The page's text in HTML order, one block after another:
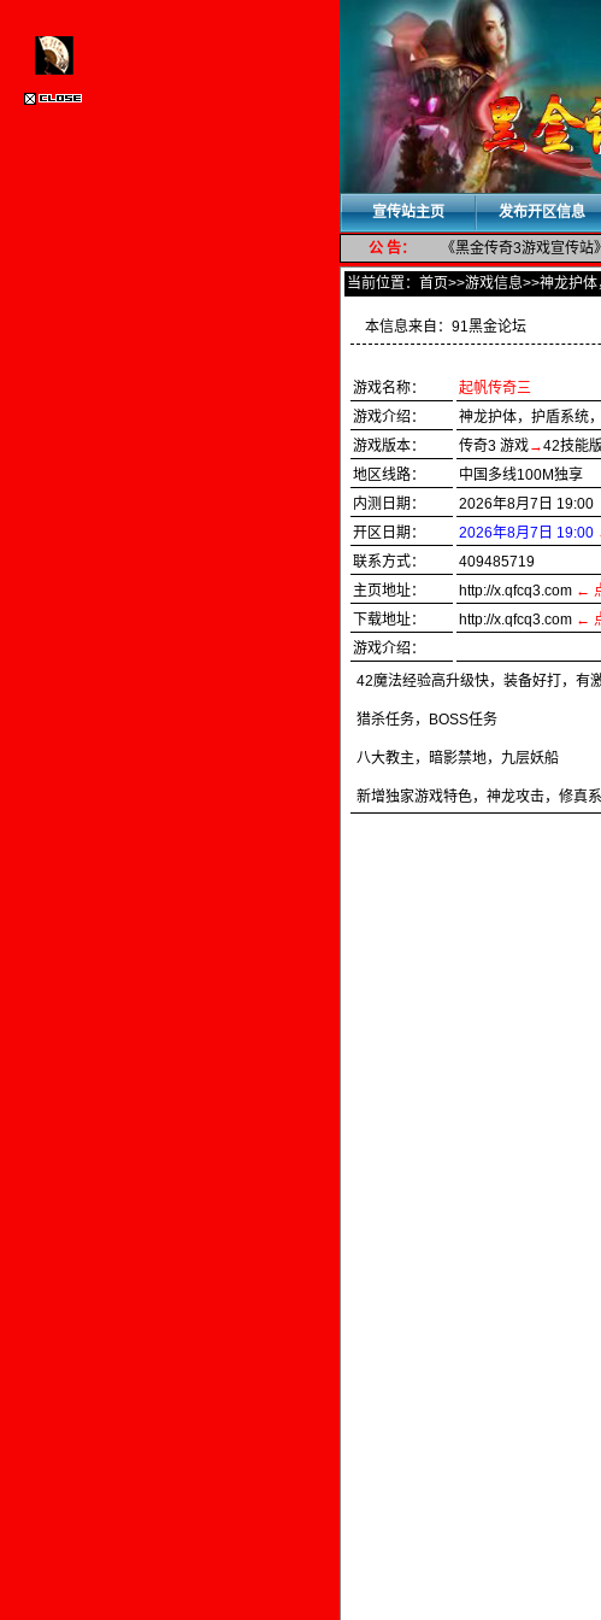
宣传站主页 发布开区信息
公 告： 《黑金传奇3游戏宣传
当前位置： 首页>>游戏信息>>神龙护
本信息来自： 91黑金论坛
游戏名称：
起帆传奇三
游戏介绍：
神龙护体，护盾系统
游戏版本：
传奇3 游戏→42技能
地区线路：
中国多线100M独享
内测日期：
2026年8月7日 19:00
开区日期：
2026年8月7日 19:00
联系方式：
409485719
主页地址：
http://x.qfcq3.com ←
下载地址：
http://x.qfcq3.com ←
游戏介绍：
42魔法经验高升级快，装备好打，有
猎杀任务，BOSS任务
八大教主，暗影禁地，九层妖船
新增独家游戏特色，神龙攻击，修真